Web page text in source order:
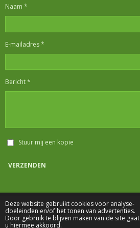
Deze website gebruikt cookies voor analyse-
doeleinden en/of het tonen van advertenties.
Door gebruik te blijven maken van de site gaat
u hiermee akkoord.
Naam *
E-mailadres *
Bericht *
Stuur mij een kopie
VERZENDEN